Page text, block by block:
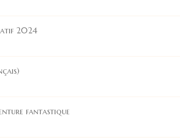
2024
fantastique